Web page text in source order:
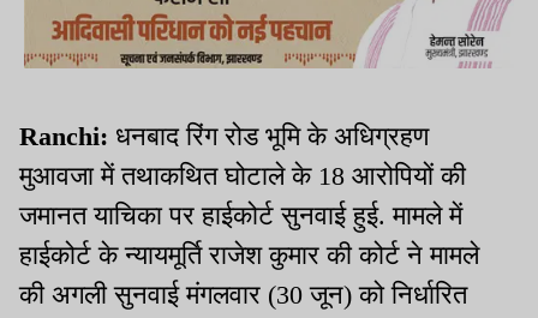
Ranchi: धनबाद रिंग रोड भूमि के अधिग्रहण
मुआवजा में तथाकथित घोटाले के 18 आरोपियों की
जमानत याचिका पर हाईकोर्ट सुनवाई हुई. मामले में
हाईकोर्ट के न्यायमूर्ति राजेश कुमार की कोर्ट ने मामले
की अगली सुनवाई मंगलवार (30 जून) को निर्धारित